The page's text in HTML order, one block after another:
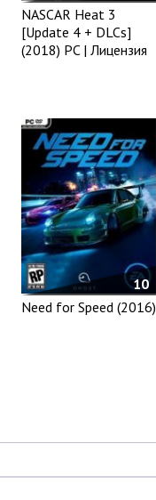
NASCAR Heat 3
[Update 4 + DLCs]
(2018) PC | Лицензия
10
Need for Speed (2016)